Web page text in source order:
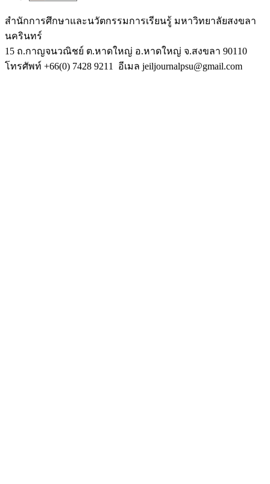
สำนักการศึกษาและนวัตกรรมการเรียนรู้ มหาวิทยาลัยสงขลา
นครินทร์
15 ถ.กาญจนวณิชย์ ต.หาดใหญ่ อ.หาดใหญ่ จ.สงขลา 90110
โทรศัพท์ +66(0) 7428 9211 อีเมล jeiljournalpsu@gmail.com